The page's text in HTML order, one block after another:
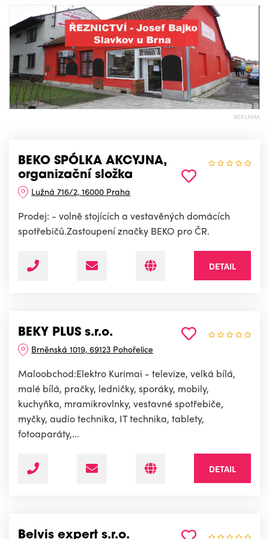
REKLAMA
BEKO SPÓLKA AKCYJNA,
organizační složka
Lužná 716/2, 16000 Praha
Prodej: - volně stojících a vestavěných domácích
spotřebičů.Zastoupení značky BEKO pro ČR.
DETAIL
BEKY PLUS s.r.o.
Brněnská 1019, 69123 Pohořelice
Maloobchod:Elektro Kurimai - televize, velká bílá,
malé bílá, pračky, ledničky, sporáky, mobily,
kuchyňka, mramikrovlnky, vestavné spotřebiče,
myčky, audio technika, IT technika, tablety,
fotoaparáty,...
DETAIL
Belvis expert s.r.o.